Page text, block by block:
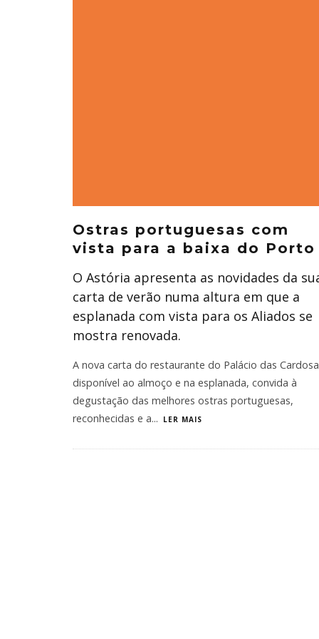
Ostras portuguesas com
vista para a baixa do Porto
O Astória apresenta as novidades da
carta de verão numa altura em que a
esplanada com vista para os Aliados se
mostra renovada.
A nova carta do restaurante do Palácio das
disponível ao almoço e na esplanada, convida à
degustação das melhores ostras portuguesas,
reconhecidas e a... LER MAIS